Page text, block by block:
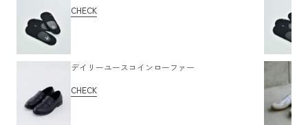
CHECK
デイリーユースコインローファー
CHECK